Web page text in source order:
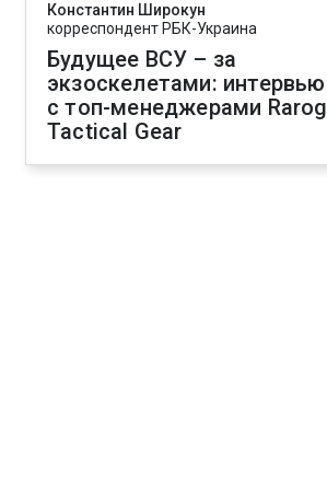
Константин Широкун
корреспондент РБК-Украина
Будущее ВСУ – за
экзоскелетами: интервью
с топ-менеджерами Rarog
Tactical Gear